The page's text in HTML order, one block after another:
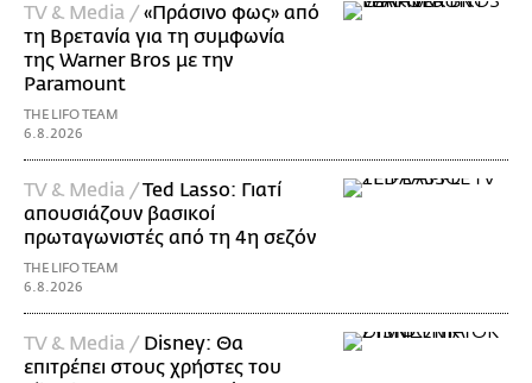
TV & Media /«Πράσινο φως» από
τη Βρετανία για τη συμφωνία
της Warner Bros με την
Paramount
THE LIFO TEAM
6.8.2026
TV & Media /Ted Lasso: Γιατί
απουσιάζουν βασικοί
πρωταγωνιστές από τη 4η σεζόν
THE LIFO TEAM
6.8.2026
TV & Media / Disney: Θα
επιτρέπει στους χρήστες του